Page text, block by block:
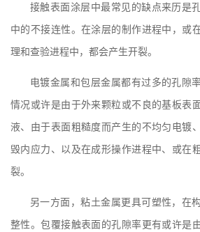
接触表面涂层中最常见的缺点来历是
中的不接连性。在涂层的制作进程中，或
理和查验进程中，都会产生开裂。
电镀金属和包层金属都有过多的孔隙
情况或许是由于外来颗粒或不良的基板表
液、由于表面粗糙度而产生的不均匀电镀
毁内应力、以及在成形操作进程中、或在
裂。
另一方面，粘土金属更具可塑性，在
整性。包覆接触表面的孔隙率更有或许是